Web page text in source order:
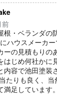
前
根・ベランダの
ハウスメーカ
ーの見積もりの
はじめ何社かに
内容で池田塗装
たりも良く、当
足しています。